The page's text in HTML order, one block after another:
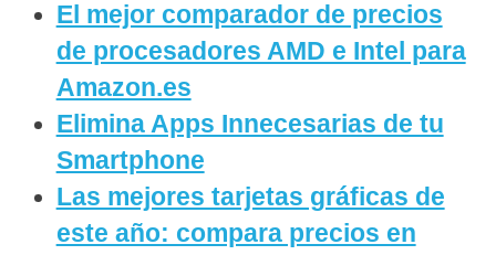
El mejor comparador de precios
de procesadores AMD e Intel para
Amazon.es
Elimina Apps Innecesarias de tu
Smartphone
Las mejores tarjetas gráficas de
este año: compara precios en